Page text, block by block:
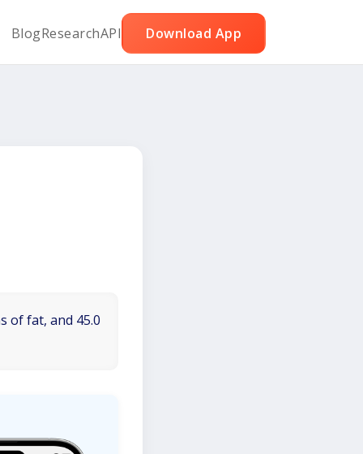
BlogResearchAPI Download App
of fat, and 45.0